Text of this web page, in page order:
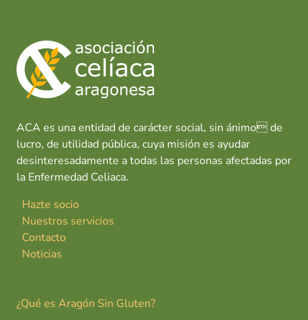
ACA es una entidad de carácter social, sin ánimo de
lucro, de utilidad pública, cuya misión es ayudar
desinteresadamente a todas las personas afectadas por
la Enfermedad Celiaca.
Hazte socio
Nuestros servicios
Contacto
Noticias
¿Qué es Aragón Sin Gluten?